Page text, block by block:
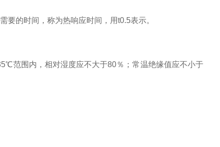
的时间，称为热响应时间，用t0.5表示。
范围内，相对湿度应不大于80％；常温绝缘值应不小于